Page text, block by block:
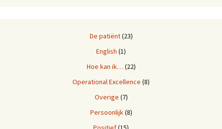
De patiënt(23)
English (1)
Hoe kan ik… (22)
Operational Excellence (8)
Overige (7)
Persoonlijk(8)